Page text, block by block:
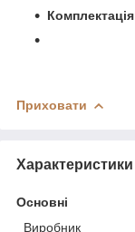
Комплектація
Приховати
Характеристики
Основні
Виробник